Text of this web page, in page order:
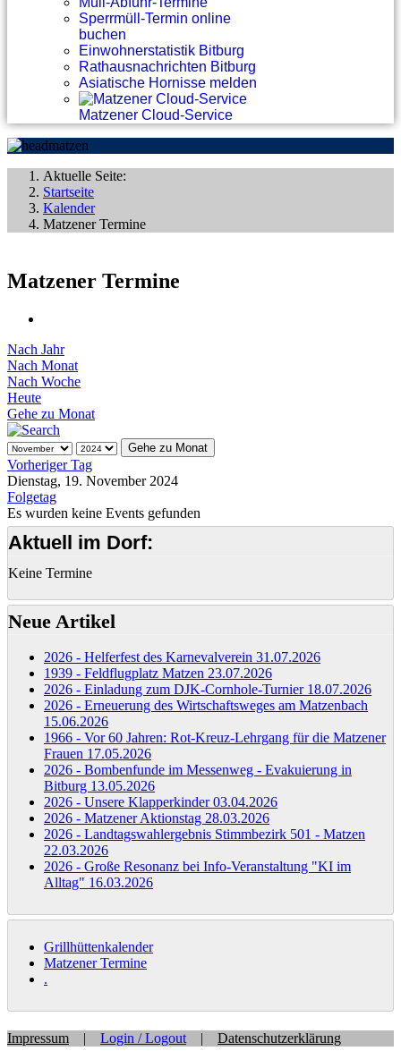
Sperrmüll-Termin online
buchen
Einwohnerstatistik Bitburg
Rathausnachrichten Bitburg
Asiatische Hornisse melden
Matzener Cloud-Service
Aktuelle Seite:
Startseite
Kalender
Matzener Termine
Matzener Termine
Nach Jahr
Nach Monat
Nach Woche
Heute
Gehe zu Monat
Gehe zu Monat
Vorheriger Tag
Dienstag, 19. November 2024
Folgetag
Es wurden keine Events gefunden
Aktuell im Dorf:
Keine Termine
Neue Artikel
2026 - Helferfest des Karnevalverein 31.07.2026
1939 - Feldflugplatz Matzen 23.07.2026
2026 - Einladung zum DJK-Cornhole-Turnier 18.07.2026
2026 - Erneuerung des Wirtschaftsweges am Matzenbach
15.06.2026
1966 - Vor 60 Jahren: Rot-Kreuz-Lehrgang für die Matzener
Frauen 17.05.2026
2026 - Bombenfunde im Messenweg - Evakuierung in
Bitburg 13.05.2026
2026 - Unsere Klapperkinder03.04.2026
2026 - Matzener Aktionstag 28.03.2026
2026 - Landtagswahlergebnis Stimmbezirk 501 - Matzen
22.03.2026
2026 - Große Resonanz bei Info-Veranstaltung "KI im
Alltag" 16.03.2026
Grillhüttenkalender
Matzener Termine
.
Impressum | Login / Logout | Datenschutzerklärung